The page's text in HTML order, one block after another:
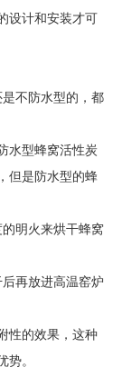
设计和安装才可
不防水型的，都
水型蜂窝活性炭
但是防水型的蜂
明火来烘干蜂窝
再放进高温窑炉
性的效果，这种
。